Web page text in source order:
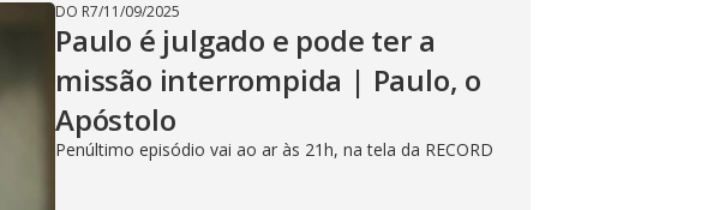
DO R7/11/09/2025
Paulo é julgado e pode ter a
missão interrompida | Paulo, o
Apóstolo
Penúltimo episódio vai ao ar às 21h, na tela da RECORD